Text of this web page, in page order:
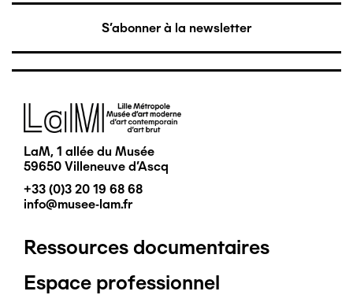
S'abonner à la newsletter
Image
LaM, 1 allée du Musée
59650 Villeneuve d'Ascq
+33 (0)3 20 19 68 68
info@musee-lam.fr
Pied
de
Ressources documentaires
Espace professionnel